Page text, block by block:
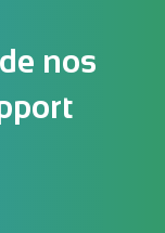
nos